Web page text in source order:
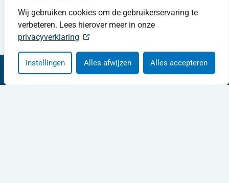
Wij gebruiken cookies om de gebruikerservaring te
verbeteren. Lees hierover meer in onze
privacyverklaring
Instellingen Alles afwijzen Alles accepteren